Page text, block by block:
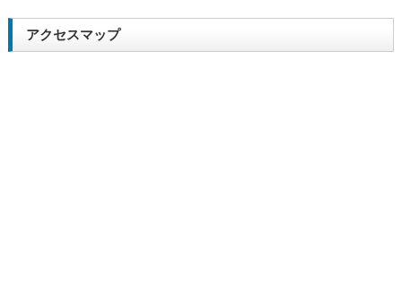
アクセスマップ